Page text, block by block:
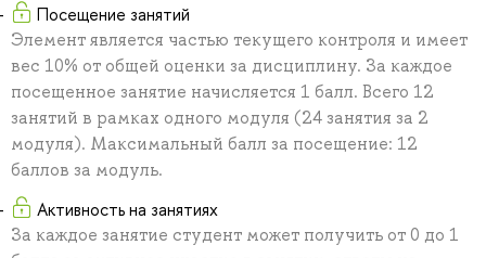
Посещение занятий
Элемент является частью текущего контроля и имеет
вес 10% от общей оценки за дисциплину. За каждое
посещенное занятие начисляется 1 балл. Всего 12
занятий в рамках одного модуля (24 занятия за 2
модуля). Максимальный балл за посещение: 12
баллов за модуль.
Активность на занятиях
За каждое занятие студент может получить от 0 до 1